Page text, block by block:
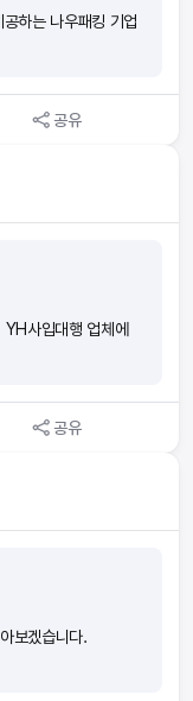
하는 나우패킹 기업
행 서비스까지 제공
공유
사입대행 업체에
지 않고, 정직원만
택배발송이 가능해
요! 아래 링크를 통
공유
보겠습니다.